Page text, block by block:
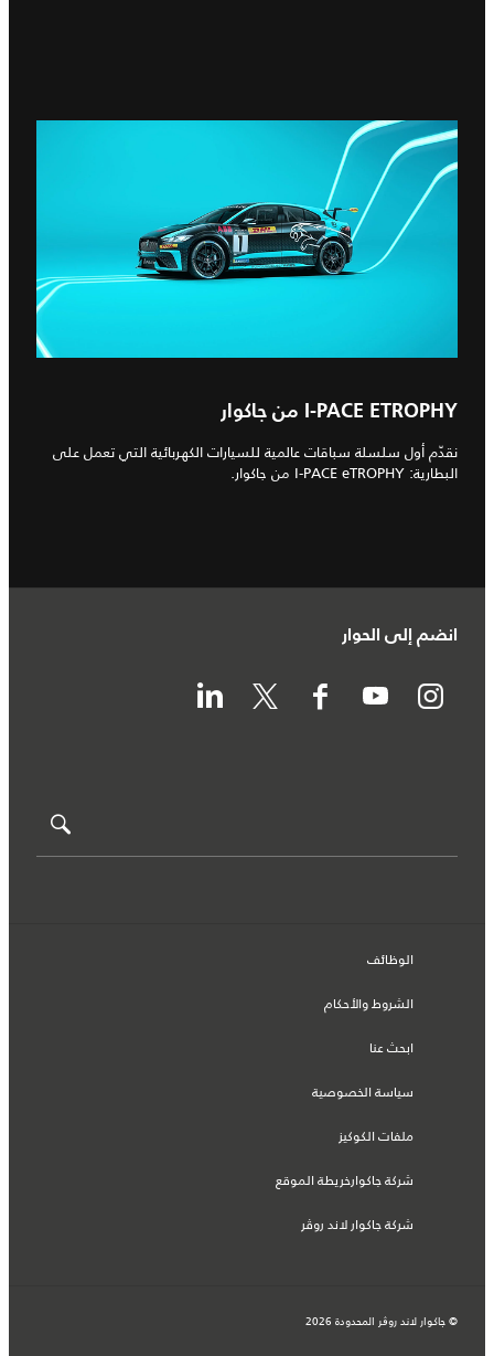
I‑PACE ETROPHY من جاكوار
نقدّم أول سلسلة سباقات عالمية للسيارات الكهربائية التي تعمل على
البطارية: I‑PACE eTROPHY من جاكوار.
انضم إلى الحوار
الوظائف
الشروط والأحكام
ابحث عنا
سياسة الخصوصية
ملفات الكوكيز
شركة جاكوارخريطة الموقع
شركة جاكوار لاند روڤر
© جاكوار لاند روڨر المحدودة 2026